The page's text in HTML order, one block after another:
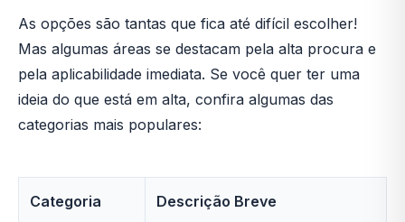
As opções são tantas que fica até difícil escolher!
Mas algumas áreas se destacam pela alta procura e
pela aplicabilidade imediata. Se você quer ter uma
ideia do que está em alta, confira algumas das
categorias mais populares:
Categoria Descrição Breve